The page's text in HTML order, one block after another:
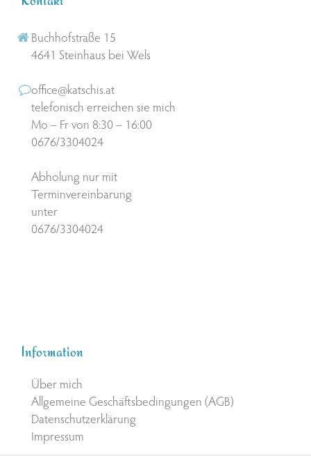
Buchhofstraße 15
4641 Steinhaus bei Wels
office@katschis.at
telefonisch erreichen sie mich
Mo – Fr von 8:30 – 16:00
0676/3304024
Abholung nur mit
Terminvereinbarung
unter
0676/3304024
Information
Über mich
Allgemeine Geschäftsbedingungen (AGB)
Datenschutzerklärung
Impressum